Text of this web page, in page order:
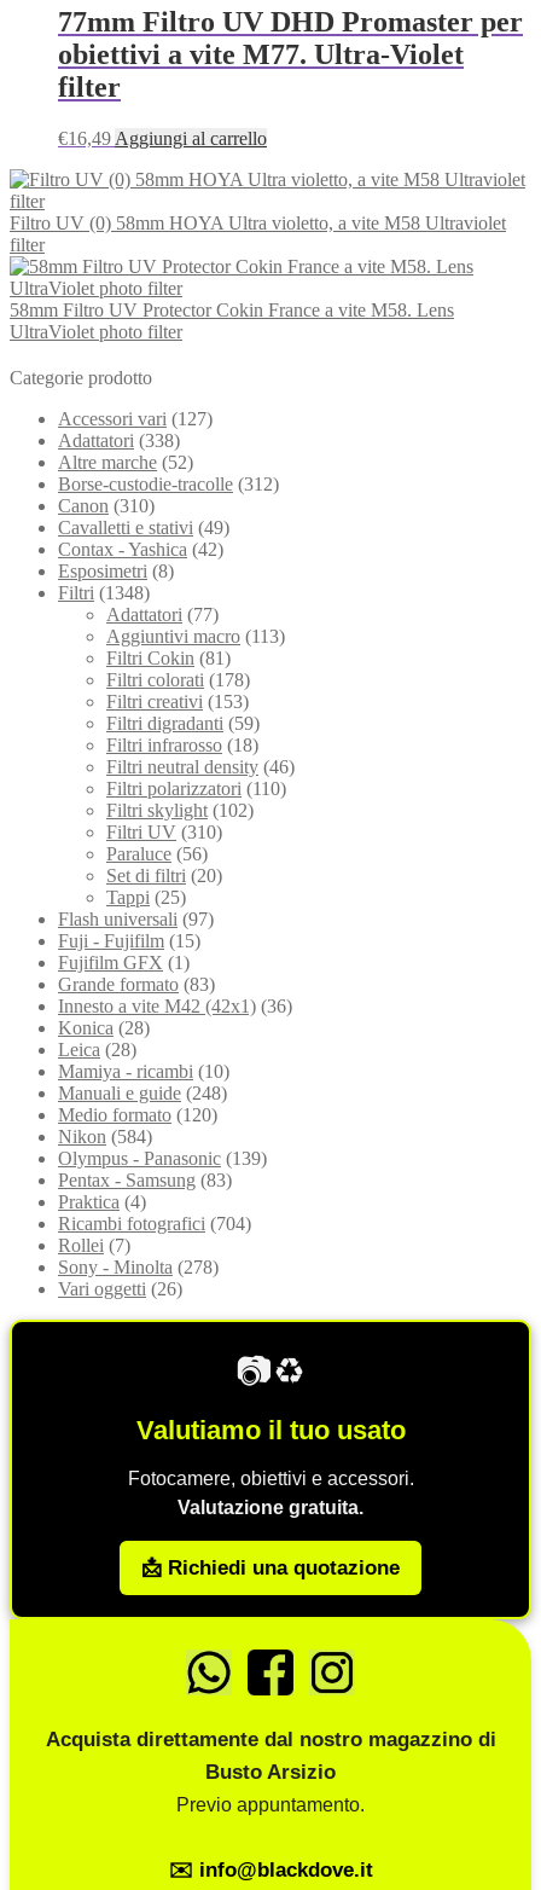
77mm Filtro UV DHD Promaster per
obiettivi a vite M77. Ultra-Violet
filter
€16,49 Aggiungi al carrello
Filtro UV (0) 58mm HOYA Ultra violetto, a vite M58 Ultraviolet
filter
58mm Filtro UV Protector Cokin France a vite M58. Lens
UltraViolet photo filter
Categorie prodotto
Accessori vari (127)
Adattatori (338)
Altre marche (52)
Borse-custodie-tracolle (312)
Canon (310)
Cavalletti e stativi (49)
Contax - Yashica (42)
Esposimetri (8)
Filtri (1348)
Adattatori (77)
Aggiuntivi macro (113)
Filtri Cokin (81)
Filtri colorati (178)
Filtri creativi (153)
Filtri digradanti (59)
Filtri infrarosso (18)
Filtri neutral density (46)
Filtri polarizzatori (110)
Filtri skylight (102)
Filtri UV (310)
Paraluce (56)
Set di filtri (20)
Tappi (25)
Flash universali (97)
Fuji - Fujifilm (15)
Fujifilm GFX (1)
Grande formato (83)
Innesto a vite M42 (42x1) (36)
Konica (28)
Leica (28)
Mamiya - ricambi (10)
Manuali e guide (248)
Medio formato (120)
Nikon (584)
Olympus - Panasonic (139)
Pentax - Samsung (83)
Praktica (4)
Ricambi fotografici (704)
Rollei (7)
Sony - Minolta (278)
Vari oggetti (26)
📷♻️
Valutiamo il tuo usato
Fotocamere, obiettivi e accessori.
Valutazione gratuita.
📩 Richiedi una quotazione
Acquista direttamente dal nostro magazzino di
Busto Arsizio
Previo appuntamento.
✉️ info@blackdove.it